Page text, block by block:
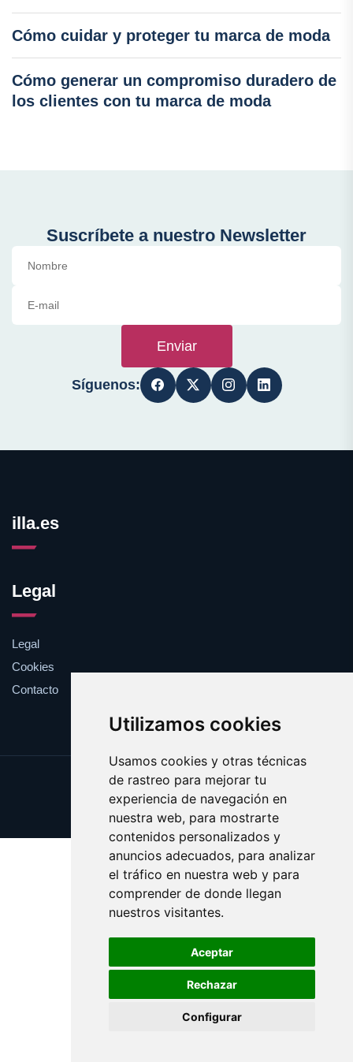
Utilizamos cookies
Usamos cookies y otras técnicas
de rastreo para mejorar tu
experiencia de navegación en
nuestra web, para mostrarte
contenidos personalizados y
anuncios adecuados, para analizar
el tráfico en nuestra web y para
comprender de donde llegan
nuestros visitantes.
Aceptar
Rechazar
Configurar
Cómo cuidar y proteger tu marca de moda
Cómo generar un compromiso duradero de
los clientes con tu marca de moda
Suscríbete a nuestro Newsletter
Enviar
Síguenos:
illa.es
Legal
Legal
Cookies
Contacto
Update cookies preferences
Copyright © 2025 illa.es